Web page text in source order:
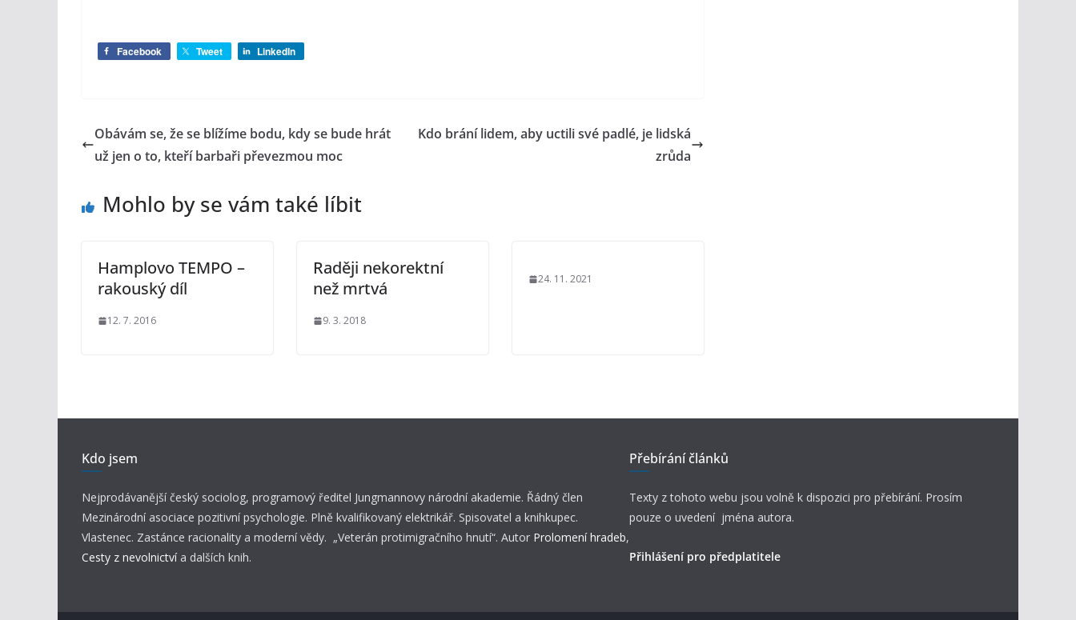
Facebook Tweet LinkedIn
Obávám se, že se blížíme bodu, kdy se bude hrát
už jen o to, kteří barbaři převezmou moc
Kdo brání lidem, aby uctili své padlé, je lidská
zrůda
Mohlo by se vám také líbit
Hamplovo TEMPO –
rakouský díl
12. 7. 2016
Raději nekorektní
než mrtvá
9. 3. 2018
24. 11. 2021
Kdo jsem
Nejprodávanější český sociolog, programový ředitel Jungmannovy národní akademie. Řádný člen
Mezinárodní asociace pozitivní psychologie. Plně kvalifikovaný elektrikář. Spisovatel a knihkupec.
Vlastenec. Zastánce racionality a moderní vědy. „Veterán protimigračního hnutí“. Autor Prolomení hradeb,
Cesty z nevolnictví a dalších knih.
Přebírání článků
Texty z tohoto webu jsou volně k dispozici pro přebírání. Prosím
pouze o uvedení jména autora.
Přihlášení pro předplatitele